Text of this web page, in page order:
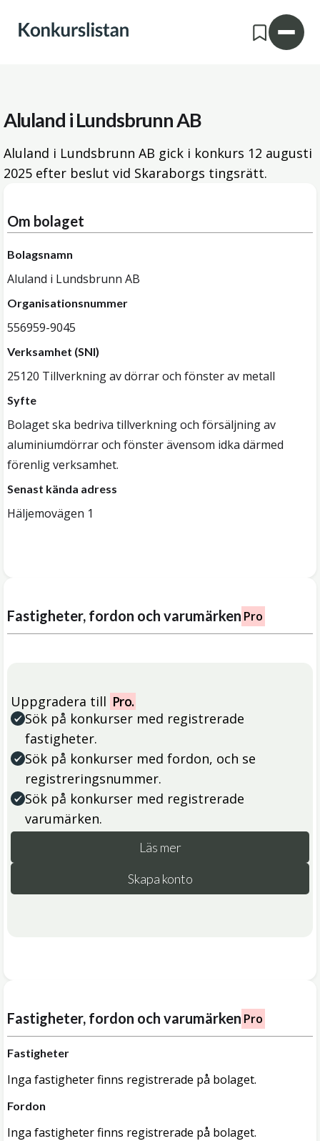
Aluland i Lundsbrunn AB
Aluland i Lundsbrunn AB gick i konkurs 12 augusti
2025 efter beslut vid Skaraborgs tingsrätt.
Om bolaget
Bolagsnamn
Aluland i Lundsbrunn AB
Organisationsnummer
556959-9045
Verksamhet (SNI)
25120 Tillverkning av dörrar och fönster av metall
Syfte
Bolaget ska bedriva tillverkning och försäljning av
aluminiumdörrar och fönster ävensom idka därmed
förenlig verksamhet.
Senast kända adress
Häljemovägen 1
Fastigheter, fordon och varumärken Pro
Uppgradera till Pro.
Sök på konkurser med registrerade
fastigheter.
Sök på konkurser med fordon, och se
registreringsnummer.
Sök på konkurser med registrerade
varumärken.
Läs mer
Skapa konto
Fastigheter, fordon och varumärken Pro
Fastigheter
Inga fastigheter finns registrerade på bolaget.
Fordon
Inga fastigheter finns registrerade på bolaget.